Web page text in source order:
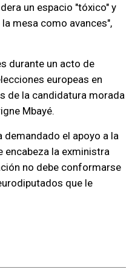
un espacio "tóxico" y
mesa como avances",
durante un acto de
europeas en
de la candidatura morada
Mbayé.
demandado el apoyo a la
encabeza la exministra
no debe conformarse
que le